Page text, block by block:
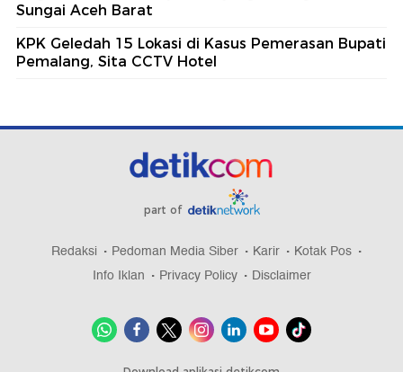
Sungai Aceh Barat
KPK Geledah 15 Lokasi di Kasus Pemerasan Bupati
Pemalang, Sita CCTV Hotel
part of
Redaksi Pedoman Media Siber Karir
Kotak Pos
Info Iklan
Privacy Policy Disclaimer